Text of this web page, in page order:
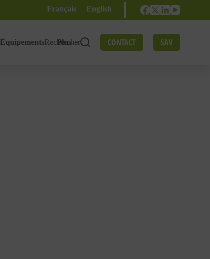
Français English
Équipements Plus
Rechercher CONTACT SAV